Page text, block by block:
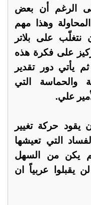
الرغم أن بعض
وهذا مهم
نتغلّب على بلاتر
على فكرة هذه
ثم يأتي دور تقدير
والحماسة التي
علي.
حركة تغيير
التي تعيشها
يكن من السهل
يقبلوا عربياً ان